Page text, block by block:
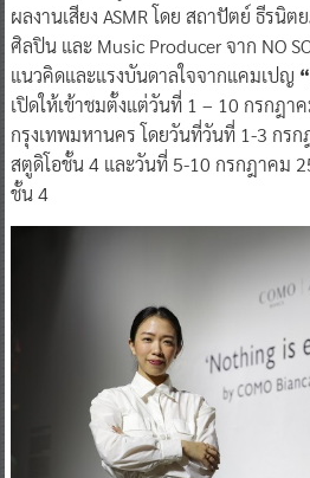
ผลงานเสียง ASMR โดย สถาปัตย์ ธีรนิ
ศิลปิน และ Music Producer จาก NO
แนวคิดและแรงบันดาลใจจากแคมเปญ
เปิดให้เข้าชมตั้งแต่วันที่ 1 – 10 กรกฎ
กรุงเทพมหานคร โดยวันที่วันที่ 1-3 กร
สตูดิโอชั้น 4 และวันที่ 5-10 กรกฎาคม
ชั้น 4